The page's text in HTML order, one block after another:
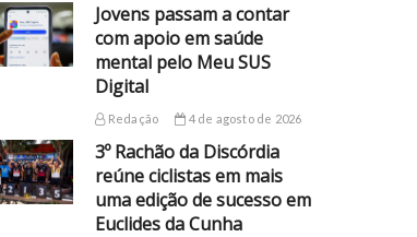
Jovens passam a contar
com apoio em saúde
mental pelo Meu SUS
Digital
Redação 4 de agosto de 2026
3º Rachão da Discórdia
reúne ciclistas em mais
uma edição de sucesso em
Euclides da Cunha